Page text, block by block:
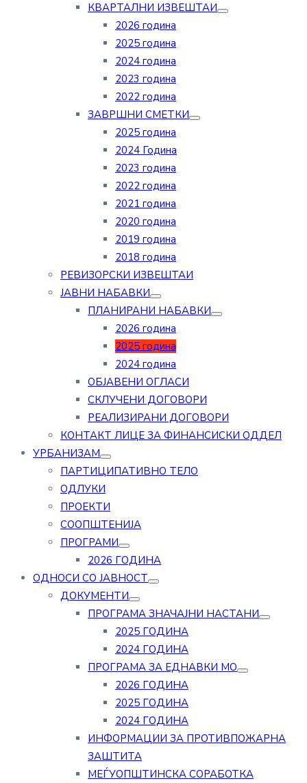
КВАРТАЛНИ ИЗВЕШТАИ
2026 година
2025 година
2024 година
2023 година
2022 година
ЗАВРШНИ СМЕТКИ
2025 година
2024 Година
2023 година
2022 година
2021 година
2020 година
2019 година
2018 година
РЕВИЗОРСКИ ИЗВЕШТАИ
ЈАВНИ НАБАВКИ
ПЛАНИРАНИ НАБАВКИ
2026 година
2025 година
2024 година
ОБЈАВЕНИ ОГЛАСИ
СКЛУЧЕНИ ДОГОВОРИ
РЕАЛИЗИРАНИ ДОГОВОРИ
КОНТАКТ ЛИЦЕ ЗА ФИНАНСИСКИ ОДДЕЛ
УРБАНИЗАМ
ПАРТИЦИПАТИВНО ТЕЛО
ОДЛУКИ
ПРОЕКТИ
СООПШТЕНИЈА
ПРОГРАМИ
2026 ГОДИНА
ОДНОСИ СО ЈАВНОСТ
ДОКУМЕНТИ
ПРОГРАМА ЗНАЧАЈНИ НАСТАНИ
2025 ГОДИНА
2024 ГОДИНА
ПРОГРАМА ЗА ЕДНАВКИ МО
2026 ГОДИНА
2025 ГОДИНА
2024 ГОДИНА
ИНФОРМАЦИИ ЗА ПРОТИВПОЖАРНА
ЗАШТИТА
МЕЃУОПШТИНСКА СОРАБОТКА